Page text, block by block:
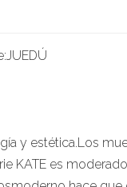
JUEDÚ
y estética.Los
KATE es